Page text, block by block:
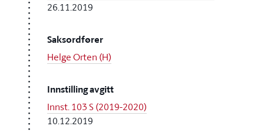
26.11.2019
Saksordfører
Helge Orten (H)
Innstilling avgitt
Innst. 103 S (2019-2020)
10.12.2019